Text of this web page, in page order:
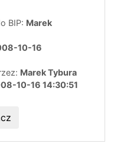
BIP: Marek
10-16
Marek Tybura
10-16 14:30:51